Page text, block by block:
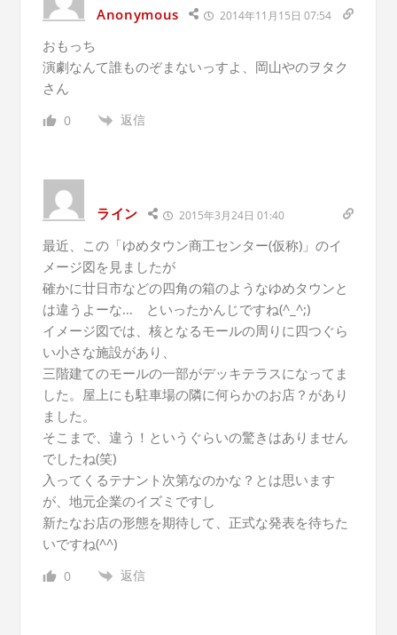
Anonymous 2014年11月15日 07:54
おもっち
演劇なんて誰ものぞまないっすよ、岡山やのヲタク
さん
0 返信
ライン 2015年3月24日 01:40
最近、この「ゆめタウン商工センター(仮称)」のイ
メージ図を見ましたが
確かに廿日市などの四角の箱のようなゆめタウンと
は違うよーな… といったかんじですね(^_^;)
イメージ図では、核となるモールの周りに四つぐら
い小さな施設があり、
三階建てのモールの一部がデッキテラスになってま
した。屋上にも駐車場の隣に何らかのお店？があり
ました。
そこまで、違う！というぐらいの驚きはありません
でしたね(笑)
入ってくるテナント次第なのかな？とは思います
が、地元企業のイズミですし
新たなお店の形態を期待して、正式な発表を待ちた
いですね(^^)
0 返信